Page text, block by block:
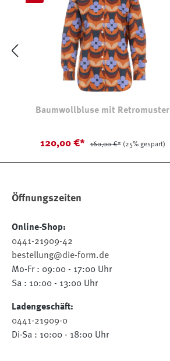
Baumwollbluse mit Retromuster
120,00 €* 160,00 €* (25% gespart)
Öffnungszeiten
Online-Shop:
0441-21909-42
bestellung@die-form.de
Mo-Fr : 09:00 - 17:00 Uhr
Sa : 10:00 - 13:00 Uhr
Ladengeschäft:
0441-21909-0
Di-Sa : 10:00 - 18:00 Uhr